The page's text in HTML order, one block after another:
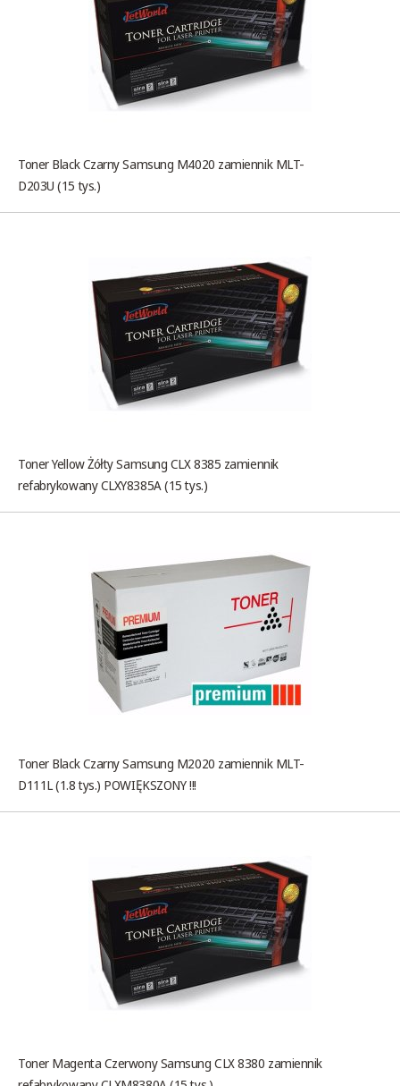
Toner Black Czarny Samsung M4020 zamiennik MLT-
D203U (15 tys.)
Toner Yellow Żółty Samsung CLX 8385 zamiennik
refabrykowany CLXY8385A (15 tys.)
Toner Black Czarny Samsung M2020 zamiennik MLT-
D111L (1.8 tys.) POWIĘKSZONY !!!
Toner Magenta Czerwony Samsung CLX 8380 zamiennik